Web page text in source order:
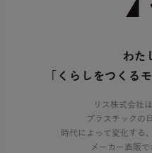
わた
「くらしをつくる
リス株式会社
プラスチックの
時代によって変化する
メーカー直販で